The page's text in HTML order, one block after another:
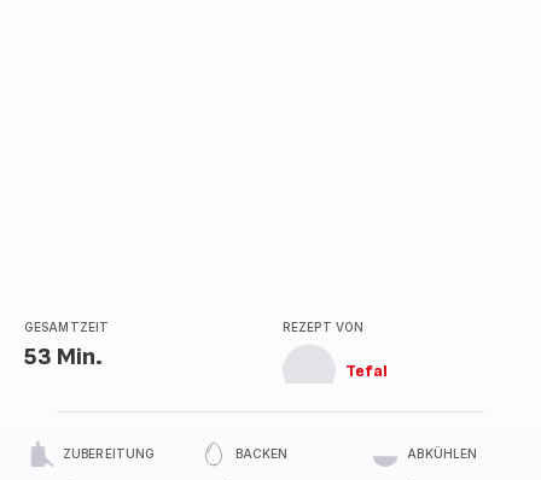
GESAMTZEIT
53 Min.
REZEPT VON
Tefal
ZUBEREITUNG BACKEN ABKÜHLEN